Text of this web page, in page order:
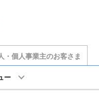
・個人事業主のお客さま
ー